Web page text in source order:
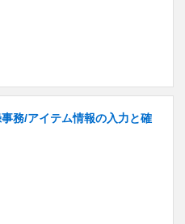
務/アイテム情報の入力と確